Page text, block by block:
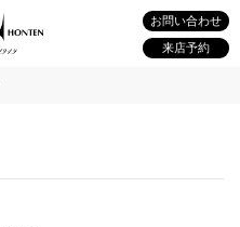
お問い合わせ
来店予約